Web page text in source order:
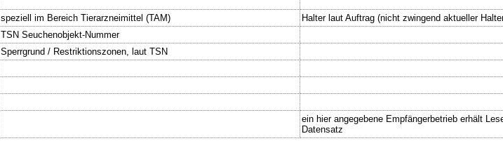
speziell im Bereich Tierarzneimittel (TAM)
Halter laut Auftrag (nicht zwingend aktueller
TSN Seuchenobjekt-Nummer
Sperrgrund / Restriktionszonen, laut TSN
ein hier angegebene Empfängerbetrieb erhält
Datensatz